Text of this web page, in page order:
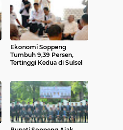
Ekonomi Soppeng
Tumbuh 9,39 Persen,
Tertinggi Kedua di Sulsel